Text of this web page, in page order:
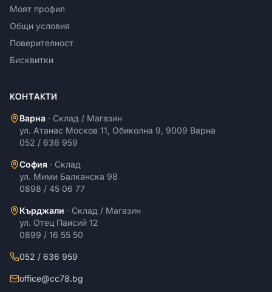
Моят профил
Общи условия
Поверителност
Бисквитки
КОНТАКТИ
Варна · Склад / Магазин
ул. Атанас Москов 11, Обиколна 9, 9009 Варна
052 / 636 959
София · Склад
ул. Мими Балканска 98
0898 / 45 06 77
Кърджали · Склад / Магазин
ул. Отец Паисий 12
0899 / 16 55 50
052 / 636 959
office@cc78.bg